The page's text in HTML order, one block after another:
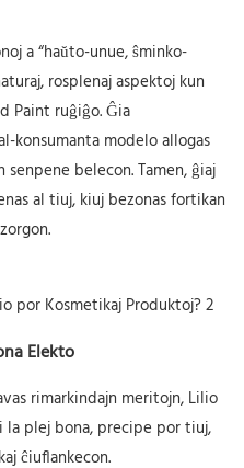
a “haŭto-unue, ŝminko-
rosplenaj aspektoj kun
Paint ruĝiĝo. Ĝia
konsumanta modelo allogas
belecon. Tamen, ĝiaj
al tiuj, kiuj bezonas fortikan
Elekto
rimarkindajn meritojn, Lilio
la plej bona, precipe por tiuj,
ĉiuflankecon.